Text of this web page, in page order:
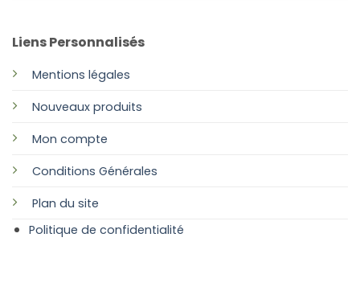
Liens Personnalisés
Mentions légales
Nouveaux produits
Mon compte
Conditions Générales
Plan du site
Politique de confidentialité